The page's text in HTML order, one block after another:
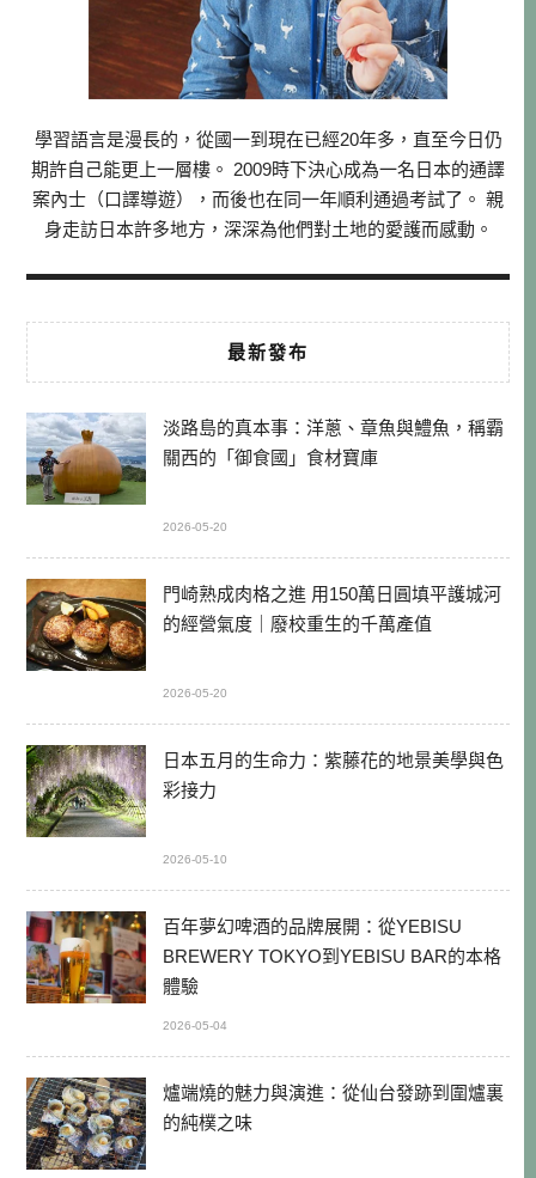
學習語言是漫長的，從國一到現在已經20年多，直至今日仍
期許自己能更上一層樓。 2009時下決心成為一名日本的通譯
案內士（口譯導遊），而後也在同一年順利通過考試了。 親
身走訪日本許多地方，深深為他們對土地的愛護而感動。
最新發布
淡路島的真本事：洋蔥、章魚與鱧魚，稱霸
關西的「御食國」食材寶庫
2026-05-20
門崎熟成肉格之進 用150萬日圓填平護城河
的經營氣度｜廢校重生的千萬產值
2026-05-20
日本五月的生命力：紫藤花的地景美學與色
彩接力
2026-05-10
百年夢幻啤酒的品牌展開：從YEBISU
BREWERY TOKYO到YEBISU BAR的本格
體驗
2026-05-04
爐端燒的魅力與演進：從仙台發跡到圍爐裏
的純樸之味